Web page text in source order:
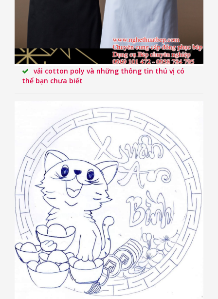
vải cotton poly và những thông tin thú vị có
thể bạn chưa biết